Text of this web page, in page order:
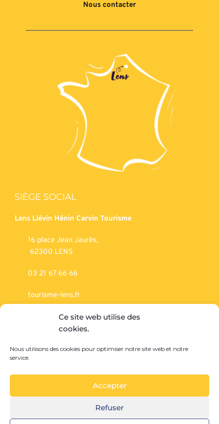
Ce site web utilise des
cookies.
Nous utilisons des cookies pour optimiser notre site web et notre
service.
Accepter
Refuser
Nous contacter
SIÈGE SOCIAL
Lens Liévin Hénin Carvin Tourisme
16 place Jean Jaurès,
62300 LENS
03 21 67 66 66
tourisme-lens.fr
SERVICE RÉCEPTIF
Mémorial’14-18